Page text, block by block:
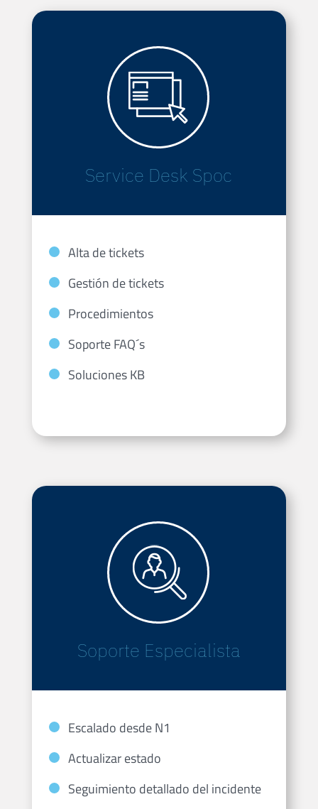
Service Desk Spoc
Alta de tickets
Gestión de tickets
Procedimientos
Soporte FAQ´s
Soluciones KB
Soporte Especialista
Escalado desde N1
Actualizar estado
Seguimiento detallado del incidente